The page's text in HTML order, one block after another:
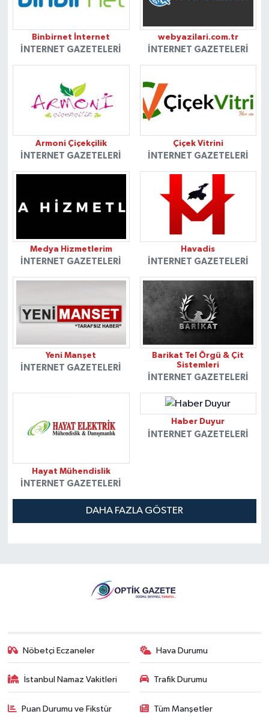
Binbirnet İnternet
İNTERNET GAZETELERI
webyazilari.com.tr
İNTERNET GAZETELERI
Armoni Çiçekçilik
İNTERNET GAZETELERI
Çiçek Vitrini
İNTERNET GAZETELERI
Medya Hizmetlerim
İNTERNET GAZETELERI
Havadis
İNTERNET GAZETELERI
Yeni Manşet
İNTERNET GAZETELERI
Barikat Tel Örgü & Çit
Sistemleri
İNTERNET GAZETELERI
Hayat Mühendislik
İNTERNET GAZETELERI
Haber Duyur
İNTERNET GAZETELERI
DAHA FAZLA GÖSTER
Nöbetçi Eczaneler Hava Durumu
İstanbul Namaz Vakitleri Trafik Durumu
Puan Durumu ve Fikstür Tüm Manşetler